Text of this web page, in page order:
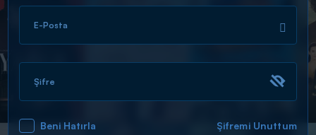
ARAMA SONUÇLARI
E-Posta
Şifre
Beni Hatırla Şifremi Unuttum